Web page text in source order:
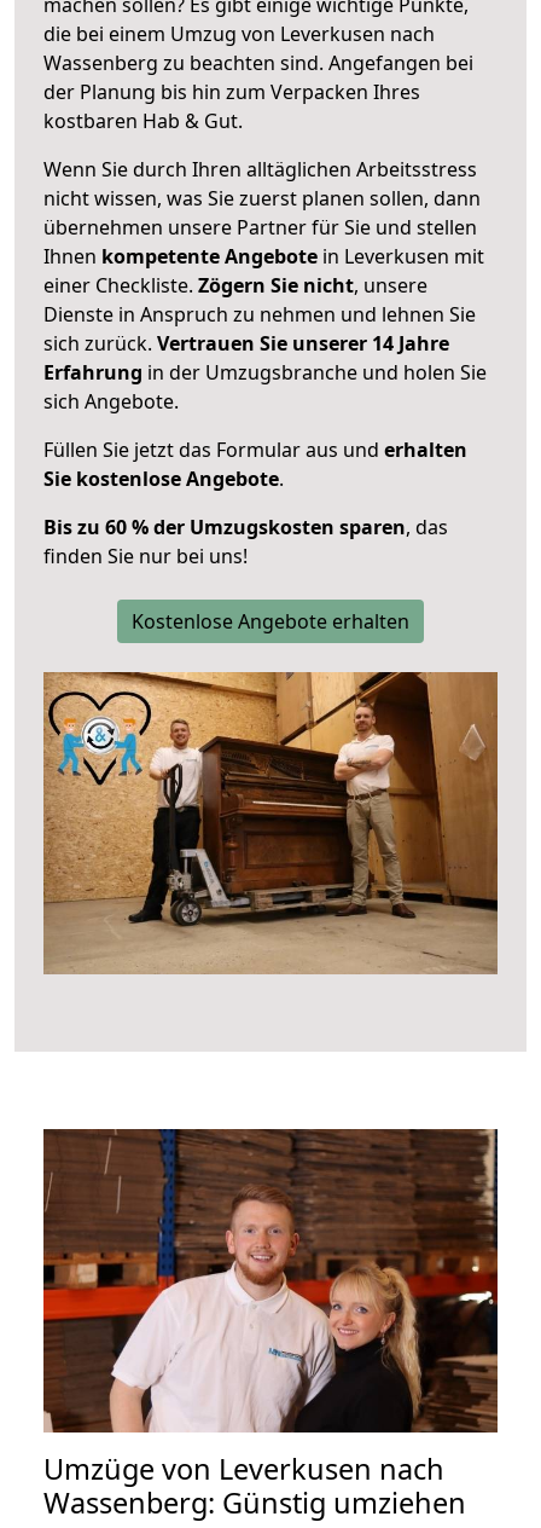
die bei einem Umzug von Leverkusen nach
Wassenberg zu beachten sind. Angefangen bei
der Planung bis hin zum Verpacken Ihres
kostbaren Hab & Gut.
Wenn Sie durch Ihren alltäglichen Arbeitsstress
nicht wissen, was Sie zuerst planen sollen, dann
übernehmen unsere Partner für Sie und stellen
Ihnen kompetente Angebote in Leverkusen mit
einer Checkliste. Zögern Sie nicht, unsere
Dienste in Anspruch zu nehmen und lehnen Sie
sich zurück. Vertrauen Sie unserer 14 Jahre
Erfahrung in der Umzugsbranche und holen Sie
sich Angebote.
Füllen Sie jetzt das Formular aus und erhalten
Sie kostenlose Angebote.
Bis zu 60 % der Umzugskosten sparen, das
finden Sie nur bei uns!
Kostenlose Angebote erhalten
Umzüge von Leverkusen nach
Wassenberg: Günstig umziehen